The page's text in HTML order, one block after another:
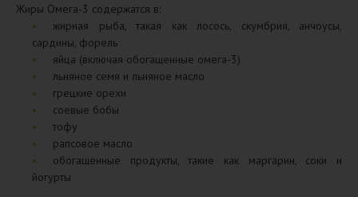
Жиры Омега-3 содержатся в:
жирная рыба, такая как лосось, скумбрия, анчоусы,
сардины, форель
яйца (включая обогащенные омега-3)
льняное семя и льняное масло
грецкие орехи
соевые бобы
тофу
рапсовое масло
обогащенные продукты, такие как маргарин, соки и
йогурты